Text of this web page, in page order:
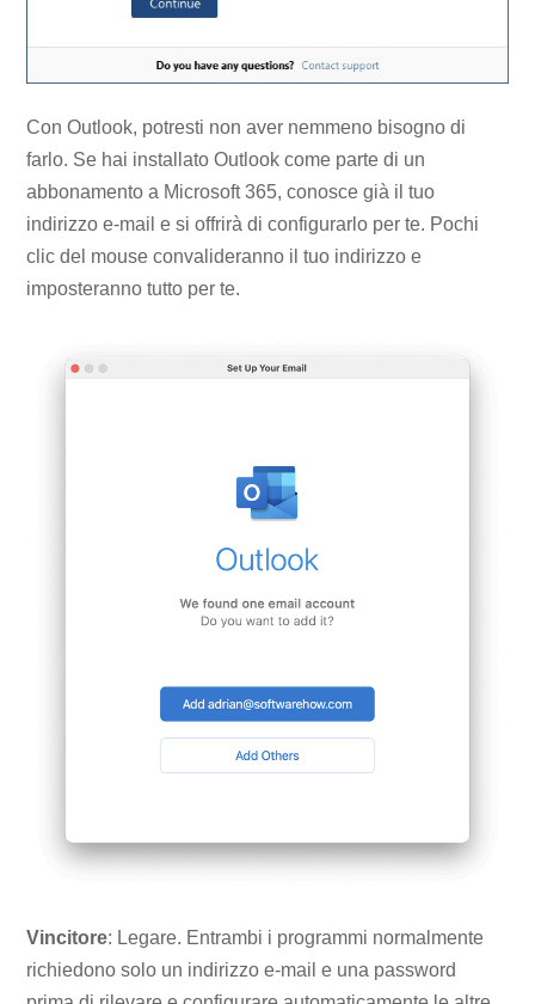
Con Outlook, potresti non aver nemmeno bisogno di
farlo. Se hai installato Outlook come parte di un
abbonamento a Microsoft 365, conosce già il tuo
indirizzo e-mail e si offrirà di configurarlo per te. Pochi
clic del mouse convalideranno il tuo indirizzo e
imposteranno tutto per te.
Vincitore: Legare. Entrambi i programmi normalmente
richiedono solo un indirizzo e-mail e una password